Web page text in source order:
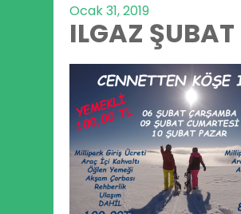
Ocak 31, 2019
ILGAZ ŞUBAT